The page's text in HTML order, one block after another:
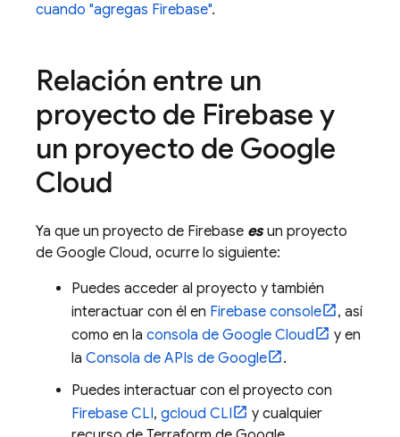
cuando "agregas Firebase".
Relación entre un
proyecto de Firebase y
un proyecto de Google
Cloud
Ya que un proyecto de Firebase esun proyecto
de Google Cloud, ocurre lo siguiente:
Puedes acceder al proyecto y también
interactuar con él en Firebase console
, así
como en la consola de Google Cloud
y en
la Consola de APIs de Google
.
Puedes interactuar con el proyecto con
Firebase CLI, gcloud CLI
y cualquier